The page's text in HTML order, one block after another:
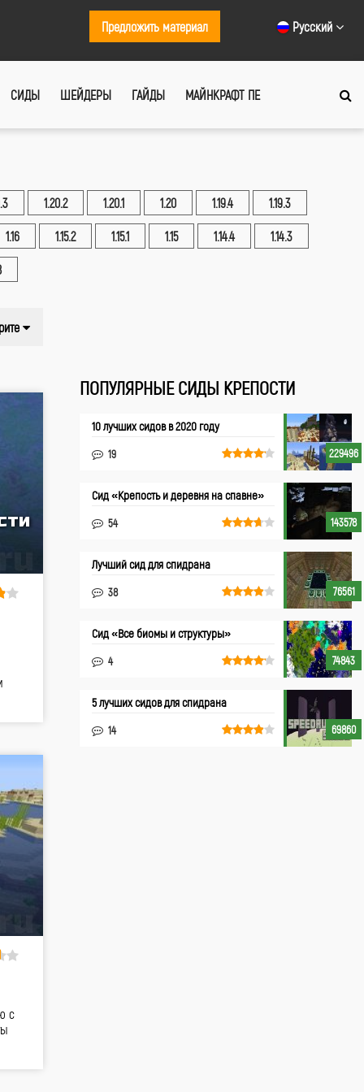
Русский
Предложить материал
СИДЫ ШЕЙДЕРЫ ГАЙДЫ МАЙНКРАФТ ПЕ
1.20.2 1.20.1 1.20 1.19.4 1.19.3
1.16 1.15.2 1.15.1 1.15 1.14.4 1.14.3
с
ПОПУЛЯРНЫЕ СИДЫ КРЕПОСТИ
229496
10 лучших сидов в 2020 году
19
143578
Сид «Крепость и деревня на спавне»
54
76561
Лучший сид для спидрана
38
74843
Cид «Все биомы и структуры»
4
69860
5 лучших сидов для спидрана
14